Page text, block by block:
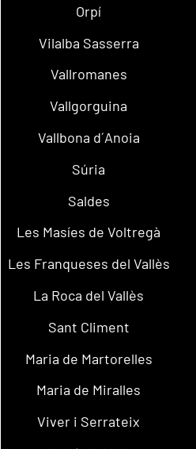
Orpí
Vilalba Sasserra
Vallromanes
Vallgorguina
Vallbona d´Anoia
Súria
Saldes
Les Masíes de Voltregà
Les Franqueses del Vallès
La Roca del Vallès
Sant Climent
Maria de Martorelles
Maria de Miralles
Viver i Serrateix